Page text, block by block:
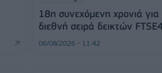
18η συνεχόμενη χρονιά
διεθνή σειρά δεικτών
06/08/2026 - 11:42